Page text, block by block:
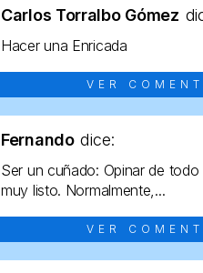
Carlos Torralbo Gómez
Hacer una Enricada
VER
Fernando dice:
Ser un cuñado: Opinar de
muy listo. Normalmente,...
VER